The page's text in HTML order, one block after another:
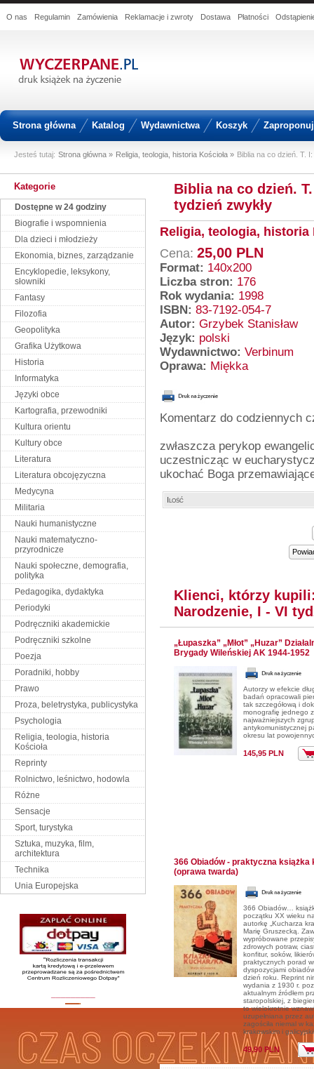
O nas Regulamin Zamówienia Reklamacje i zwroty Dostawa Płatności
Strona główna Katalog Wydawnictwa Koszyk
Jesteś tutaj: Strona główna » Religia, teologia, historia Kościoła » Biblia na co dzień. T.
Kategorie
Dostępne w 24 godziny
Biografie i wspomnienia
Dla dzieci i młodzieży
Ekonomia, biznes, zarządzanie
Encyklopedie, leksykony,
słowniki
Fantasy
Filozofia
Geopolityka
Grafika Użytkowa
Historia
Informatyka
Języki obce
Kartografia, przewodniki
Kultura orientu
Kultury obce
Literatura
Literatura obcojęzyczna
Medycyna
Militaria
Nauki humanistyczne
Nauki matematyczno-
przyrodnicze
Nauki społeczne, demografia,
polityka
Pedagogika, dydaktyka
Periodyki
Podręczniki akademickie
Podręczniki szkolne
Poezja
Poradniki, hobby
Prawo
Proza, beletrystyka, publicystyka
Psychologia
Religia, teologia, historia
Kościoła
Reprinty
Rolnictwo, leśnictwo, hodowla
Różne
Sensacje
Sport, turystyka
Sztuka, muzyka, film,
architektura
Technika
Unia Europejska
Biblia na co dzień.
tydzień zwykły
Religia, teologia, historia
Cena: 25,00 PLN
Format: 140x200
Liczba stron: 176
Rok wydania: 1998
ISBN: 83-7192-054-7
Autor: Grzybek Stanisław
Język: polski
Wydawnictwo: Verbinum
Oprawa: Miękka
Komentarz do codziennych
zwłaszcza perykop
uczestnicząc w
ukochać Boga
Ilość
Klienci, którzy
Narodzenie, I - VI
„Łupaszka” „Młot” „Huzar”
Brygady Wileńskiej AK 1944-1952
Autorzy w efekcie
badań opracowali
tak szczegółową i
monografię jednego z
najważniejszych
antykomunistycznej
okresu lat
145,95 PLN
366 Obiadów - praktyczna książka
(oprawa twarda)
366 Obiadów…
początku XX wieku
autorkę „Kucharza
Marię Gruszecką.
wypróbowane
zdrowych potraw,
konfitur, soków,
praktycznych porad
dyspozycjami
dzień roku. Reprint
wydania z 1930 r.
aktualnym źródłem
staropolskiej, z
to wielokrotnie
uzupełniana przez
zagościła niemal w
krakowskim i
49,90 PLN